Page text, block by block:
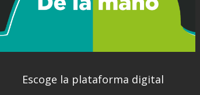
Escoge la plataforma digital